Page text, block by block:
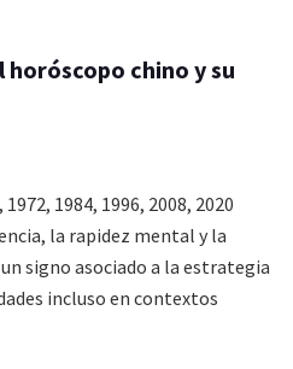
horóscopo chino y su
1984, 1996, 2008, 2020
la rapidez mental y la
signo asociado a la estrategia
incluso en contextos